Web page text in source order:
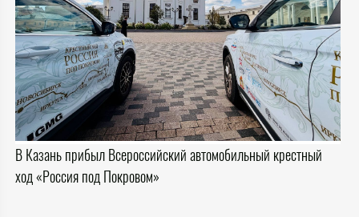
В Казань прибыл Всероссийский автомобильный крестный
ход «Россия под Покровом»